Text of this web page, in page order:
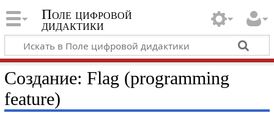
Поле цифровой
дидактики
Создание: Flag (programming
feature)